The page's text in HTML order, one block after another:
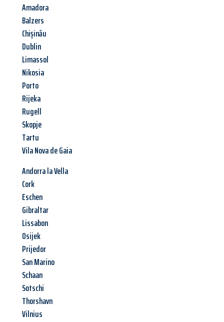
Amadora
Balzers
Chișinău
Dublin
Limassol
Nikosia
Porto
Rijeka
Rugell
Skopje
Tartu
Vila Nova de Gaia
Andorra la Vella
Cork
Eschen
Gibraltar
Lissabon
Osijek
Prijedor
San Marino
Schaan
Sotschi
Thorshavn
Vilnius